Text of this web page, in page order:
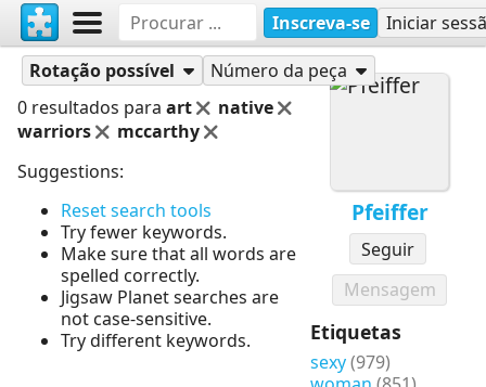
Inscreva-se Iniciar
Pfeiffer
Seguir
Mensagem
Etiquetas
sexy(979)
Pfeiffer
Quebra-cabeças
Rotação possível
Número da peça
0 resultados para art
native
warriors
mccarthy
Suggestions:
Reset search tools
Try fewer keywords.
Make sure that all words are
spelled correctly.
Jigsaw Planet searches are
not case-sensitive.
Try different keywords.